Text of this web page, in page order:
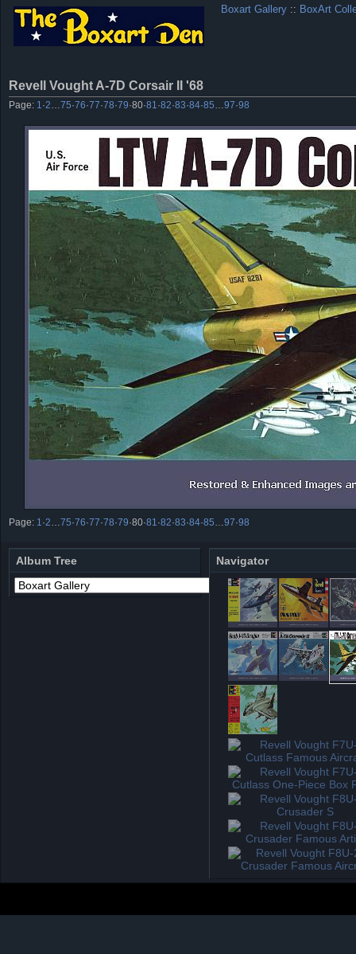
Boxart Gallery :: BoxArt
Revell Vought A-7D Corsair II '68
Page: 1 ·2 75·76·77·78·79·80·81 ·82·83·84·85 97·98
Page: 1 ·2 75·76·77·78·79·80·81 ·82·83·84·85 97·98
Album Tree Navigator